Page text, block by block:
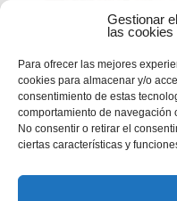
Gestionar
las cookies
Para ofrecer las mejores
cookies para almacenar y/o
consentimiento de estas
comportamiento de navegación
No consentir o retirar el
ciertas características y
ESTUDI
CICLE B –
DE